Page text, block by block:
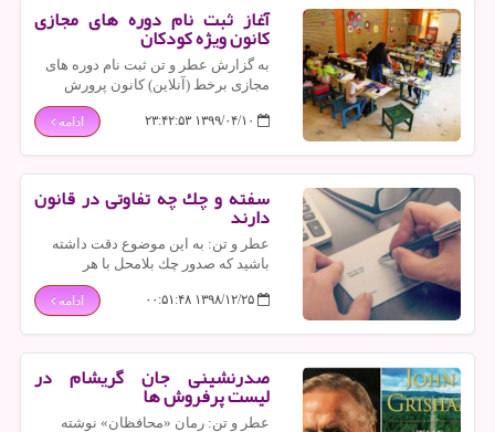
آغاز ثبت نام دوره های مجازی
كانون ویژه كودكان
به گزارش عطر و تن ثبت نام دوره های
مجازی برخط (آنلاین) كانون پرورش
فكری كودكان و نوجوانان، ویژه
«كودكان» شروع شد.
ادامه
سفته و چك چه تفاوتی در قانون
دارند
عطر و تن: به این موضوع دقت داشته
باشید كه صدور چك بلامحل با هر
شرایطی جرم به حساب می‌آید و پیگرد
قانونی دارد ولی عدم پرداخت سفته در
۱۳۹۸/۱۲/۲۵ ۰۰:۵۱:۴۸ ادامه
صدرنشینی جان گریشام در
لیست پرفروش ها
عطر و تن: رمان «محافظان» نوشته